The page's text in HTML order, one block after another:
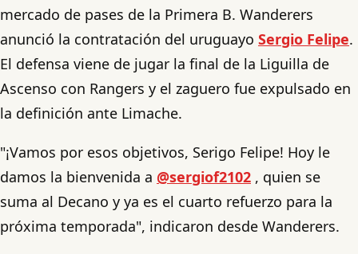
mercado de pases de la Primera B. Wanderers
anunció la contratación del uruguayo Sergio Felipe.
El defensa viene de jugar la final de la Liguilla de
Ascenso con Rangers y el zaguero fue expulsado en
la definición ante Limache.
"¡Vamos por esos objetivos, Serigo Felipe! Hoy le
damos la bienvenida a @sergiof2102 , quien se
suma al Decano y ya es el cuarto refuerzo para la
próxima temporada", indicaron desde Wanderers.